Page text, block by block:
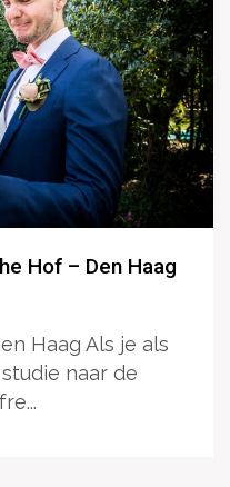
Hof – Den Haag
Haag Als je als
naar de